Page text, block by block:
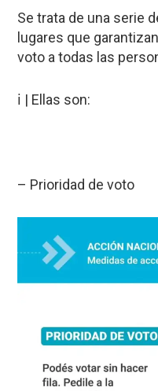
Se trata de una serie
lugares que
voto a todas las
ℹ️ | Ellas son:
– Prioridad de voto